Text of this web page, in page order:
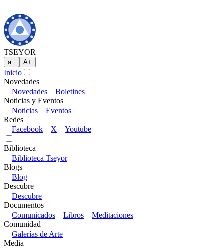
TSEYOR
a− A+
Inicio
Novedades
Novedades
Boletines
Noticias y Eventos
Noticias
Eventos
Redes
Facebook
X Youtube
Biblioteca
Biblioteca Tseyor
Blogs
Blog
Descubre
Descubre
Documentos
Comunicados
Libros
Meditaciones
Comunidad
Galerías de Arte
Media